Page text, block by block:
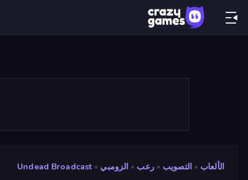
الألعاب » التصويب » رعب » الزومبي »
Undead Broadcast